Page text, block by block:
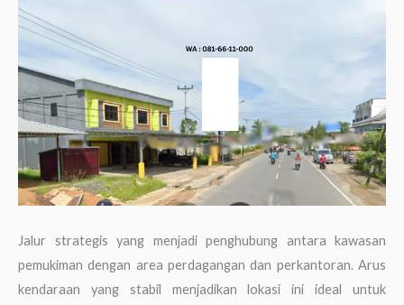
Jalur strategis yang menjadi penghubung antara kawasan
pemukiman dengan area perdagangan dan perkantoran. Arus
kendaraan yang stabil menjadikan lokasi ini ideal untuk